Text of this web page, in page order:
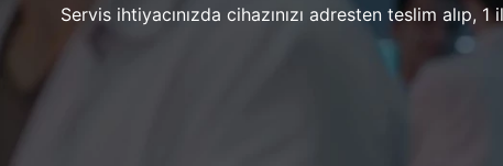
Servis ihtiyacınızda cihazınızı adresten teslim